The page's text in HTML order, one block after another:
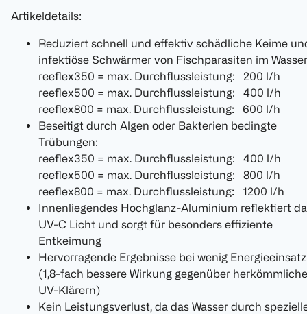
Artikeldetails:
Reduziert schnell und effektiv schädliche Keime
infektiöse Schwärmer von Fischparasiten im
reeflex350 = max. Durchflussleistung: 200 l/h
reeflex500 = max. Durchflussleistung: 400 l/h
reeflex800 = max. Durchflussleistung: 600 l/h
Beseitigt durch Algen oder Bakterien bedingte
Trübungen:
reeflex350 = max. Durchflussleistung: 400 l/h
reeflex500 = max. Durchflussleistung: 800 l/h
reeflex800 = max. Durchflussleistung: 1200 l/h
Innenliegendes Hochglanz-Aluminium reflektiert
UV-C Licht und sorgt für besonders effiziente
Entkeimung
Hervorragende Ergebnisse bei wenig Energieeinsatz
(1,8-fach bessere Wirkung gegenüber
UV-Klärern)
Kein Leistungsverlust, da das Wasser durch